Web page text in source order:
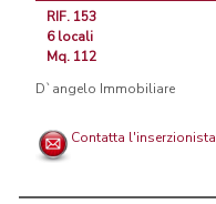
RIF. 153
6 locali
Mq. 112
D`angelo Immobiliare
Contatta l'inserzionista